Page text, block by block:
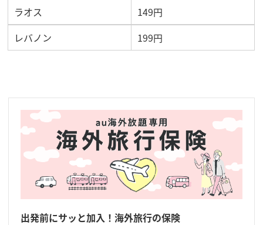
ラオス
149円
レバノン
199円
出発前にサッと加入！海外旅行の保険